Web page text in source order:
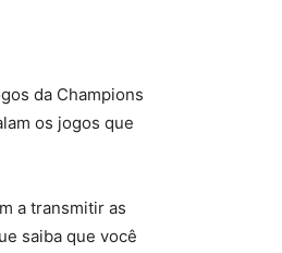
da Champions
os jogos que
a transmitir as
saiba que você